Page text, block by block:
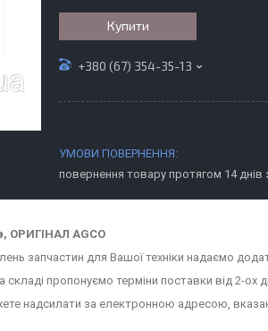
Купити
+380 (67) 354-35-13
повернення товару протягом 14 днів
ОРИГІНАЛ AGCO
запчастин для Вашої техніки надаємо
складі пропонуємо терміни поставки від 2-ох
надсилати за електронною адресою,